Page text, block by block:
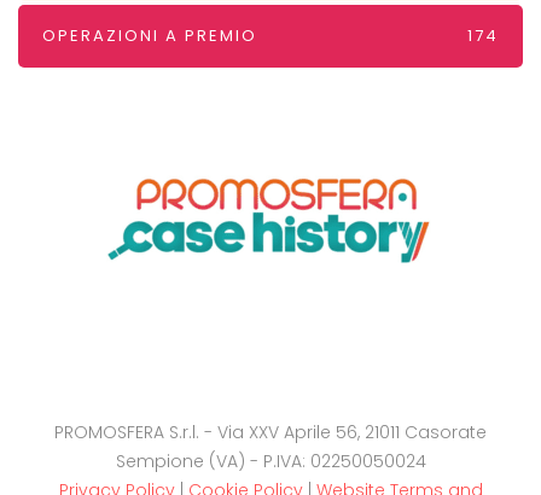
OPERAZIONI A PREMIO 174
PROMOSFERA S.r.l. - Via XXV Aprile 56, 21011 Casorate
Sempione (VA) - P.IVA: 02250050024